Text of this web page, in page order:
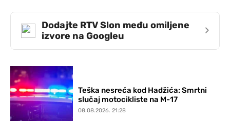
Dodajte RTV Slon među omiljene
izvore na Googleu
›
Teška nesreća kod Hadžića: Smrtni
slučaj motocikliste na M-17
08.08.2026. 21:28